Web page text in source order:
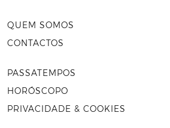
QUEM SOMOS
CONTACTOS
PASSATEMPOS
HORÓSCOPO
PRIVACIDADE & COOKIES